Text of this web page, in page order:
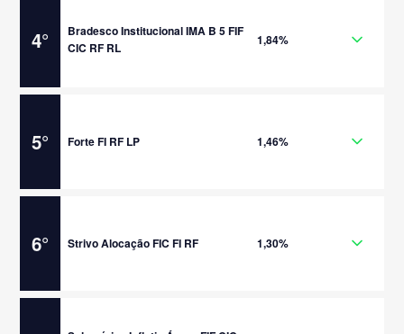
4°
Bradesco Institucional IMA B 5 FIF
CIC RF RL
1,84%
5° Forte FI RF LP 1,46%
6° Strivo Alocação FIC FI RF 1,30%